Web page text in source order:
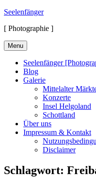
Skip
content
Seelenfänger
[ Photographie ]
Menu
Seelenfänger
Blog
Galerie
Mittelalter
Konzerte
Insel Helgoland
Schottland
Über uns
Impressum & Kontakt
Disclaimer
Schlagwort: